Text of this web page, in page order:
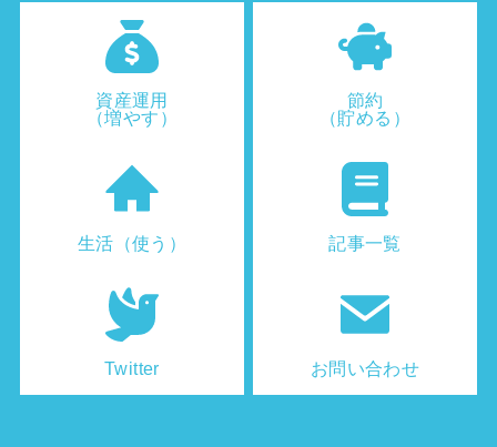
資産運用
（増やす）
節約
（貯める）
生活（使う） 記事一覧
Twitter お問い合わせ